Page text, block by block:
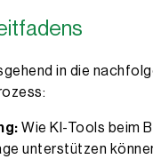
in die
Wie KI-Tools beim
unterstützen